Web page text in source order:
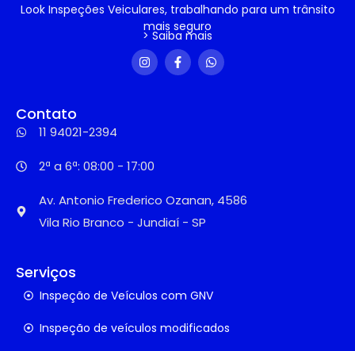
Look Inspeções Veiculares, trabalhando para um trânsito
mais seguro
> Saiba mais
Serviços
Inspeção de Veículos com GNV
Inspeção de veículos modificados
Contato
11 94021-2394
2ª a 6ª: 08:00 - 17:00
Av. Antonio Frederico Ozanan, 4586
Vila Rio Branco - Jundiaí - SP